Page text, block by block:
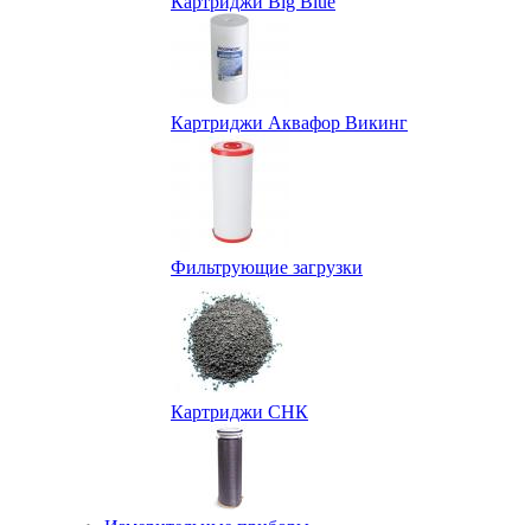
Картриджи Аквафор Викинг
Фильтрующие загрузки
Картриджи СНК